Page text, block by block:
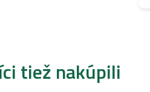
tiež nakúpili